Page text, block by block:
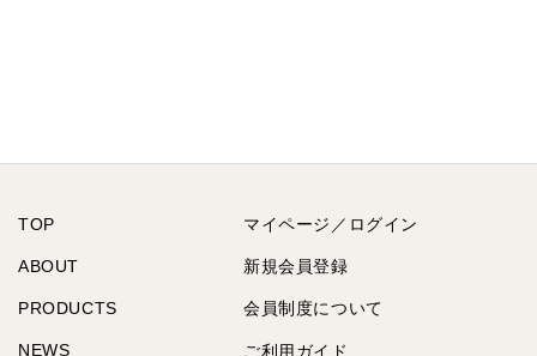
TOP
ABOUT
PRODUCTS
NEWS
マイページ／ログイン
新規会員登録
会員制度について
ご利用ガイド